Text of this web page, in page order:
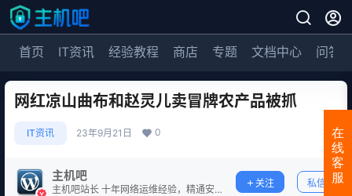
首页 IT资讯 经验教程 商店 专题 文档中心 问答
网红凉山曲布和赵灵儿卖冒牌农产品被抓
IT资讯 23年9月21日 0
主机吧
主机吧站长 十年网络运维经验，精通安
关注 私信
在
线
客
服